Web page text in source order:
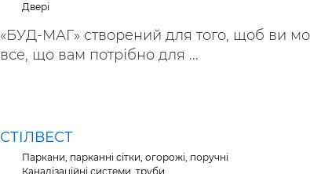
Двері
«БУД-МАГ» створений для того, щоб ви
все, що вам потрібно для ...
СТІЛВЕСТ
Паркани, парканні сітки, огорожі, поручні
Каналізаційні системи, труби